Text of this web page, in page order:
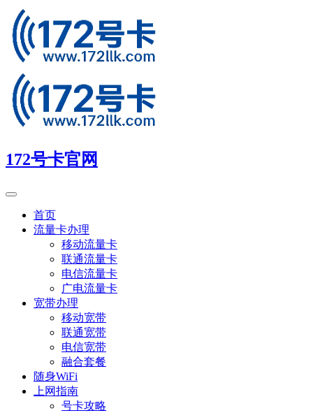
172号卡官网
首页
流量卡办理
移动流量卡
联通流量卡
电信流量卡
广电流量卡
宽带办理
移动宽带
联通宽带
电信宽带
融合套餐
随身WiFi
上网指南
号卡攻略